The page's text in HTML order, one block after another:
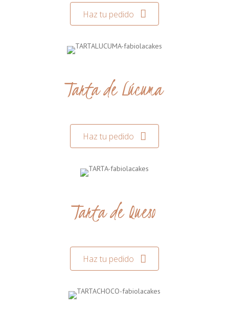
Haz tu pedido
Tarta de Lúcuma
Haz tu pedido
Tarta de Queso
Haz tu pedido